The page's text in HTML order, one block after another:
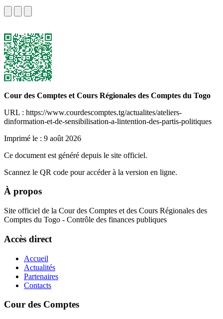
Cour des Comptes et Cours Régionales des Comptes du Togo
URL : https://www.courdescomptes.tg/actualites/ateliers-
dinformation-et-de-sensibilisation-a-lintention-des-partis-politiques
Imprimé le : 9 août 2026
Ce document est généré depuis le site officiel.
Scannez le QR code pour accéder à la version en ligne.
À propos
Site officiel de la Cour des Comptes et des Cours Régionales des
Comptes du Togo - Contrôle des finances publiques
Accès direct
Accueil
Actualités
Partenaires
Contacts
Cour des Comptes